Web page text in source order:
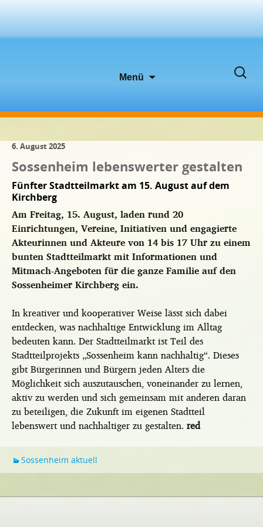
Menü
Suchen
6. August 2025
Sossenheim lebenswerter gestalten
Fünfter Stadtteilmarkt am 15. August auf dem
Kirchberg
Am Freitag, 15. August, laden rund 20
Einrichtungen, Vereine, Initiativen und engagierte
Akteurinnen und Akteure von 14 bis 17 Uhr zu einem
bunten Stadtteilmarkt mit Informationen und
Mitmach-Angeboten für die ganze Familie auf den
Sossenheimer Kirchberg ein.
In kreativer und kooperativer Weise lässt sich dabei
entdecken, was nachhaltige Entwicklung im Alltag
bedeuten kann. Der Stadtteilmarkt ist Teil des
Stadtteilprojekts „Sossenheim kann nachhaltig“. Dieses
gibt Bürgerinnen und Bürgern jeden Alters die
Möglichkeit sich auszutauschen, voneinander zu lernen,
aktiv zu werden und sich gemeinsam mit anderen daran
zu beteiligen, die Zukunft im eigenen Stadtteil
lebenswert und nachhaltiger zu gestalten. red
Sossenheim aktuell